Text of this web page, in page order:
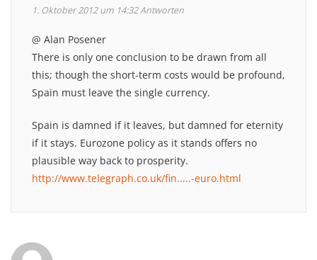
1. Oktober 2012 um 14:32Antworten
@ Alan Posener
There is only one conclusion to be drawn from all
this; though the short-term costs would be profound,
Spain must leave the single currency.
Spain is damned if it leaves, but damned for eternity
if it stays. Eurozone policy as it stands offers no
plausible way back to prosperity.
http://www.telegraph.co.uk/fin.....-euro.html